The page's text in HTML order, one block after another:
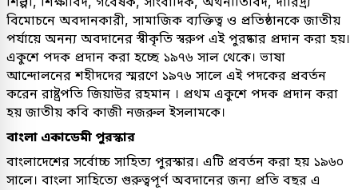
বিমোচনে অবদানকারী, সামাজিক ব্যক্তিত্ব ও প্রতিষ্ঠানকে জাতীয়
পর্যায়ে অনন্য অবদানের স্বীকৃতি স্বরুপ এই পুরষ্কার প্রদান করা হয়।
একুশে পদক প্রদান করা হচ্ছে ১৯৭৬ সাল থেকে। ভাষা
আন্দোলনের শহীদদের স্মরণে ১৯৭৬ সালে এই পদকের প্রবর্তন
করেন রাষ্ট্রপতি জিয়াউর রহমান । প্রথম একুশে পদক প্রদান করা
হয় জাতীয় কবি কাজী নজরুল ইসলামকে।
বাংলা একাডেমী পুরস্কার
বাংলাদেশের সর্বোচ্চ সাহিত্য পুরস্কার। এটি প্রবর্তন করা হয় ১৯৬০
সালে। বাংলা সাহিত্যে গুরুত্বপূর্ণ অবদানের জন্য প্রতি বছর এ